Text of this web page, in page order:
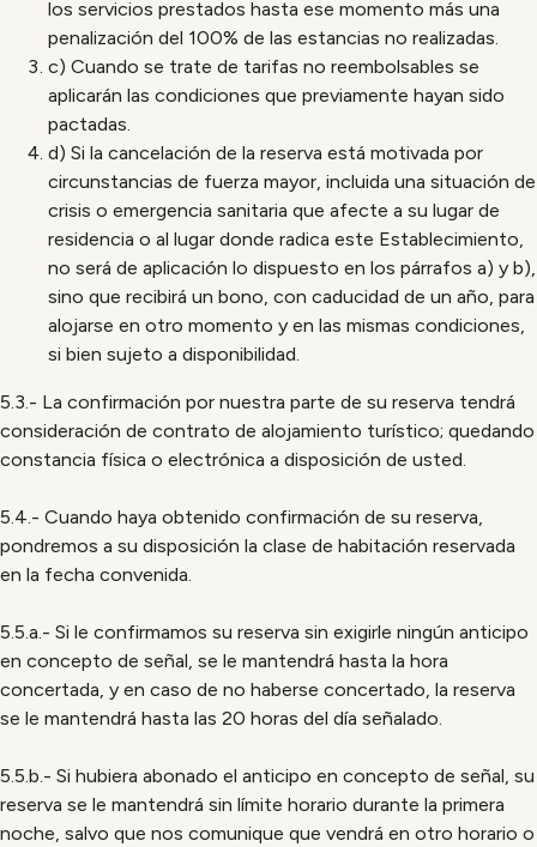
los servicios prestados hasta ese momento más una
penalización del 100% de las estancias no realizadas.
c) Cuando se trate de tarifas no reembolsables se
aplicarán las condiciones que previamente hayan sido
pactadas.
d) Si la cancelación de la reserva está motivada por
circunstancias de fuerza mayor, incluida una situación de
crisis o emergencia sanitaria que afecte a su lugar de
residencia o al lugar donde radica este Establecimiento,
no será de aplicación lo dispuesto en los párrafos a) y b),
sino que recibirá un bono, con caducidad de un año, para
alojarse en otro momento y en las mismas condiciones,
si bien sujeto a disponibilidad.
5.3.- La confirmación por nuestra parte de su reserva tendrá
consideración de contrato de alojamiento turístico; quedando
constancia física o electrónica a disposición de usted.
5.4.- Cuando haya obtenido confirmación de su reserva,
pondremos a su disposición la clase de habitación reservada
en la fecha convenida.
5.5.a.- Si le confirmamos su reserva sin exigirle ningún anticipo
en concepto de señal, se le mantendrá hasta la hora
concertada, y en caso de no haberse concertado, la reserva
se le mantendrá hasta las 20 horas del día señalado.
5.5.b.- Si hubiera abonado el anticipo en concepto de señal, su
reserva se le mantendrá sin límite horario durante la primera
noche, salvo que nos comunique que vendrá en otro horario o